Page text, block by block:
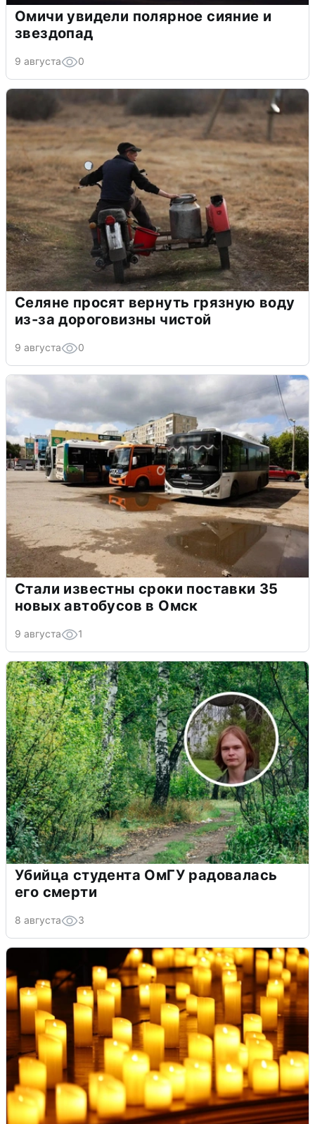
Омичи увидели полярное сияние и
звездопад
9 августа 0
Селяне просят вернуть грязную воду
из-за дороговизны чистой
9 августа 0
Стали известны сроки поставки 35
новых автобусов в Омск
9 августа 1
Убийца студента ОмГУ радовалась
его смерти
8 августа 3